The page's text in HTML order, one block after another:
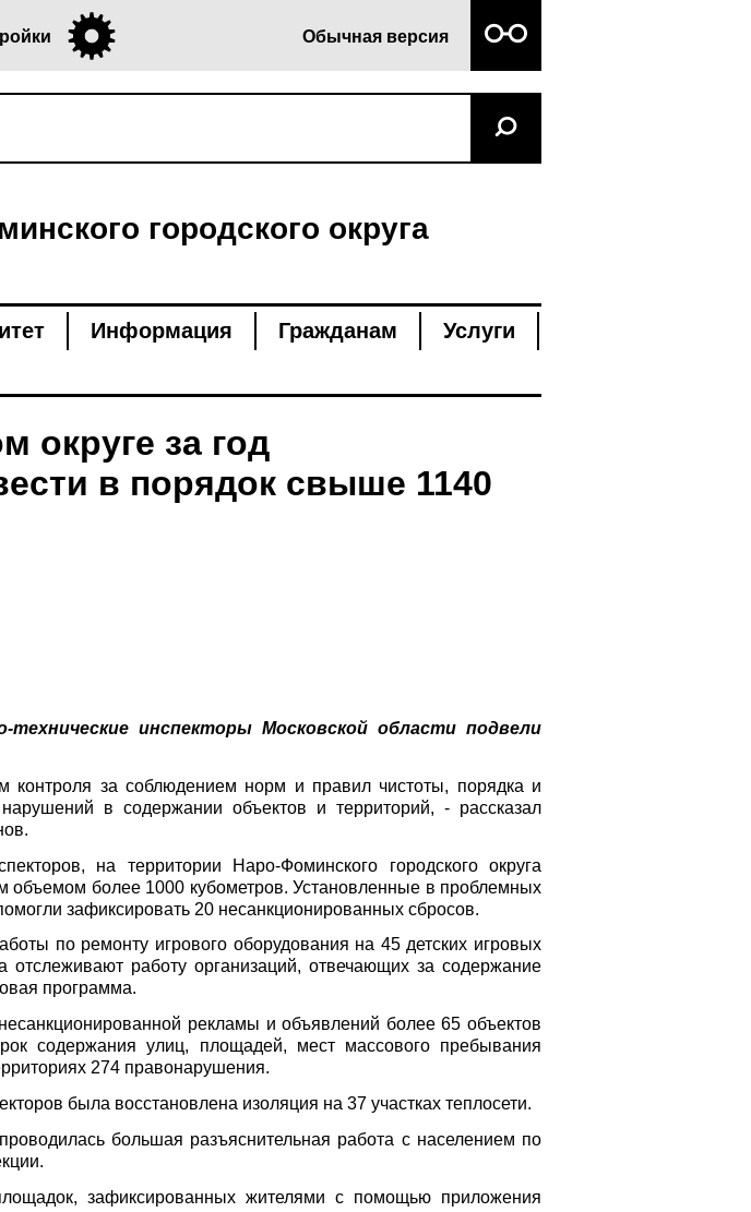
Обычная версия
городского округа
Информация Гражданам
Услуги
округе за год
в порядок свыше 1140
инспекторы Московской области подвели
контроля за соблюдением норм и правил чистоты, порядка и
в содержании объектов и территорий, - рассказал
на территории Наро-Фоминского городского округа
более 1000 кубометров. Установленные в проблемных
зафиксировать 20 несанкционированных сбросов.
по ремонту игрового оборудования на 45 детских игровых
работу организаций, отвечающих за содержание
программа.
рекламы и объявлений более 65 объектов
содержания улиц, площадей, мест массового пребывания
274 правонарушения.
была восстановлена изоляция на 37 участках теплосети.
большая разъяснительная работа с населением по
зафиксированных жителями с помощью приложения